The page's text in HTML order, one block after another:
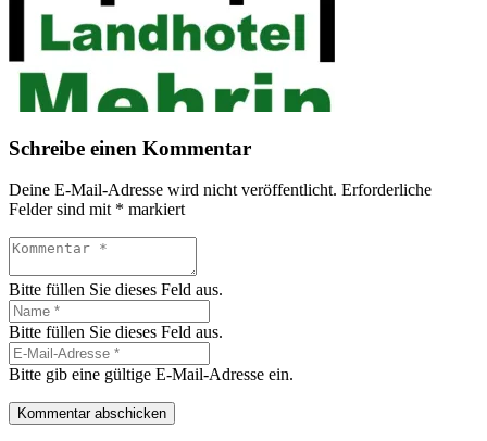
Schreibe einen Kommentar
Deine E-Mail-Adresse wird nicht veröffentlicht. Erforderliche
Felder sind mit * markiert
Bitte füllen Sie dieses Feld aus.
Bitte füllen Sie dieses Feld aus.
Bitte gib eine gültige E-Mail-Adresse ein.
Kommentar abschicken